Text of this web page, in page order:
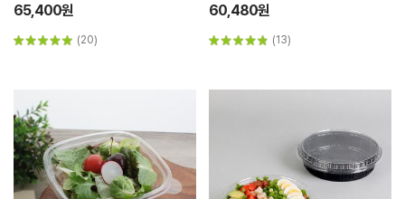
65,400원
(20)
60,480원
(13)